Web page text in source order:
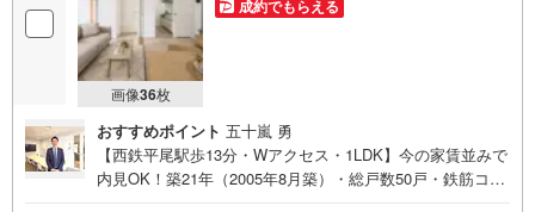
画像36枚
成約でもらえる
おすすめポイント 五十嵐 勇
【西鉄平尾駅歩13分・Wアクセス・1LDK】今の家賃並みで
内見OK！築21年（2005年8月築）・総戸数50戸・鉄筋コン